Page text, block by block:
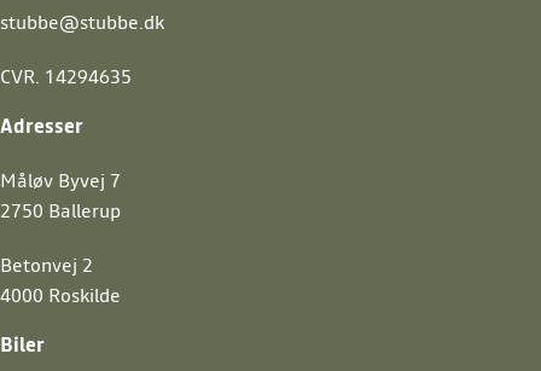
stubbe@stubbe.dk
CVR. 14294635
Adresser
Måløv Byvej 7
2750 Ballerup
Betonvej 2
4000 Roskilde
Biler